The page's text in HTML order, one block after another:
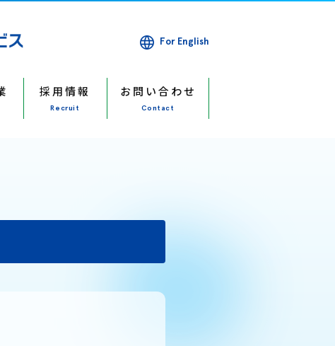
採用情報
Recruit
お問い合わせ
Contact
For English